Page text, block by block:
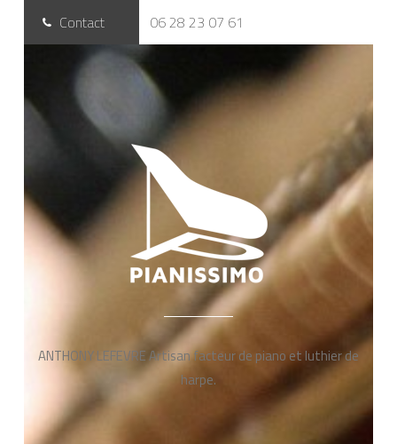
Contact 06 28 23 07 61
ANTHONY LEFEVRE Artisan facteur de piano et luthier de
harpe.